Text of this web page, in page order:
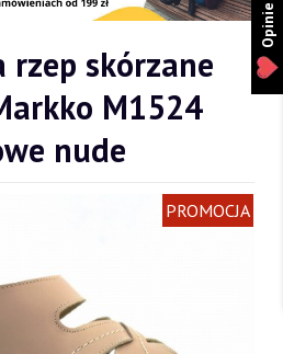
rzep skórzane
M1524
nude
PROMOCJA
Opinie